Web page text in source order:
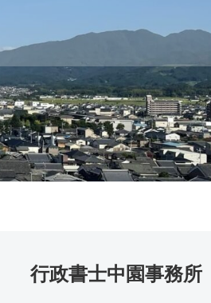
行政書士中園事務所